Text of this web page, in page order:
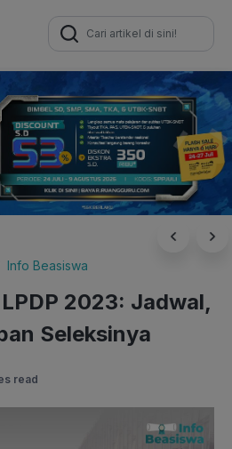
Search
for:
Info Beasiswa
2023: Jadwal,
Seleksinya
read